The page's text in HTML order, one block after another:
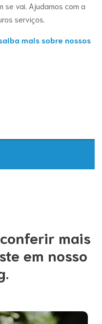
se vai. Ajudamos com a
serviços.
mais sobre nossos
mais
em nosso